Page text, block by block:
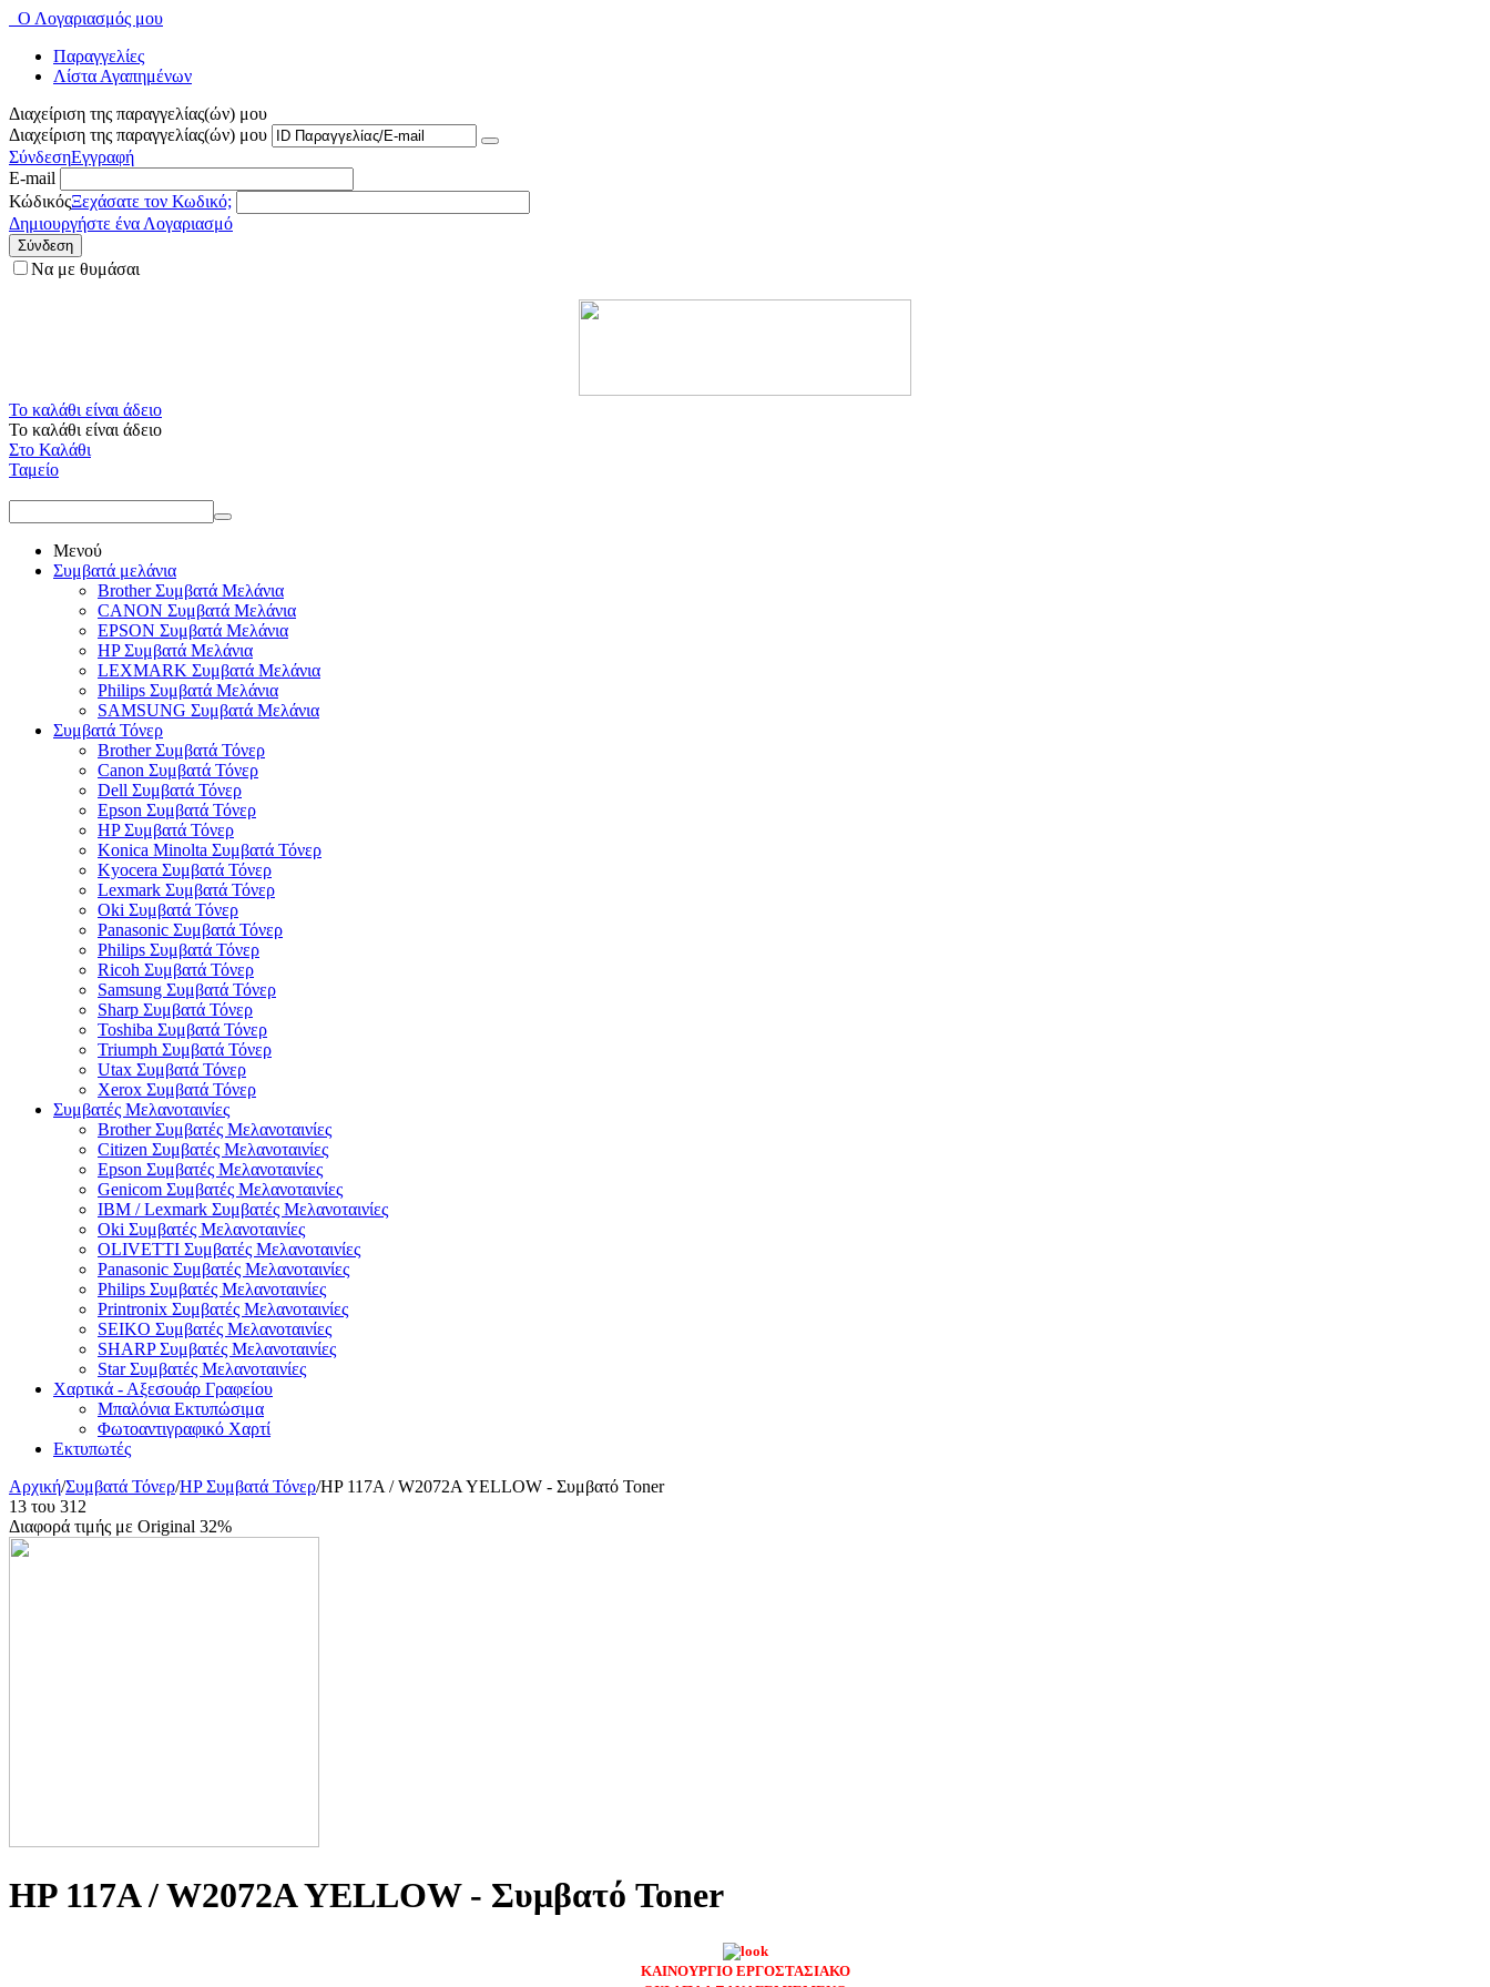
Ο Λογαριασμός μου
Παραγγελίες
Λίστα Αγαπημένων
Διαχείριση της παραγγελίας(ών) μου
Διαχείριση της παραγγελίας(ών) μου
ΣύνδεσηΕγγραφή
E-mail
ΚώδικόςΞεχάσατε τον Κωδικό;
Δημιουργήστε ένα Λογαριασμό
Σύνδεση
Να με θυμάσαι
Το καλάθι είναι άδειο
Το καλάθι είναι άδειο
Στο Καλάθι
Ταμείο
Μενού
Συμβατά μελάνια
Brother Συμβατά Μελάνια
CANON Συμβατά Μελάνια
EPSON Συμβατά Μελάνια
HP Συμβατά Μελάνια
LEXMARK Συμβατά Μελάνια
Philips Συμβατά Μελάνια
SAMSUNG Συμβατά Μελάνια
Συμβατά Τόνερ
Brother Συμβατά Τόνερ
Canon Συμβατά Τόνερ
Dell Συμβατά Τόνερ
Epson Συμβατά Τόνερ
HP Συμβατά Τόνερ
Konica Minolta Συμβατά Τόνερ
Kyocera Συμβατά Τόνερ
Lexmark Συμβατά Τόνερ
Oki Συμβατά Τόνερ
Panasonic Συμβατά Τόνερ
Philips Συμβατά Τόνερ
Ricoh Συμβατά Τόνερ
Samsung Συμβατά Τόνερ
Sharp Συμβατά Τόνερ
Toshiba Συμβατά Τόνερ
Triumph Συμβατά Τόνερ
Utax Συμβατά Τόνερ
Xerox Συμβατά Τόνερ
Συμβατές Μελανοταινίες
Brother Συμβατές Μελανοταινίες
Citizen Συμβατές Μελανοταινίες
Epson Συμβατές Μελανοταινίες
Genicom Συμβατές Μελανοταινίες
IBM / Lexmark Συμβατές Μελανοταινίες
Oki Συμβατές Μελανοταινίες
OLIVETTI Συμβατές Μελανοταινίες
Panasonic Συμβατές Μελανοταινίες
Philips Συμβατές Μελανοταινίες
Printronix Συμβατές Μελανοταινίες
SEIKO Συμβατές Μελανοταινίες
SHARP Συμβατές Μελανοταινίες
Star Συμβατές Μελανοταινίες
Χαρτικά - Αξεσουάρ Γραφείου
Μπαλόνια Εκτυπώσιμα
Φωτοαντιγραφικό Χαρτί
Εκτυπωτές
Αρχική/Συμβατά Τόνερ/HP Συμβατά Τόνερ/HP 117A / W2072A YELLOW - Συμβατό Toner
13 του 312
Διαφορά τιμής με Original 32%
HP 117A / W2072A YELLOW - Συμβατό Toner
ΚΑΙΝΟΥΡΓΙΟ ΕΡΓΟΣΤΑΣΙΑΚΟ